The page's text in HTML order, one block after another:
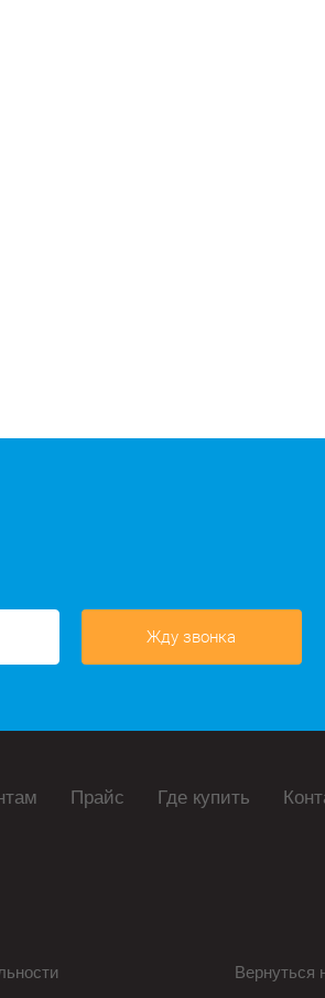
Жду звонка
Прайс Где купить
Вернуться